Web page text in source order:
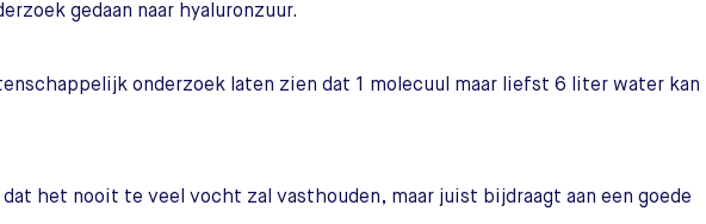
gedaan naar hyaluronzuur.
onderzoek laten zien dat 1 molecuul maar liefst 6 liter water kan
dat het nooit te veel vocht zal vasthouden, maar juist bijdraagt aan een goede